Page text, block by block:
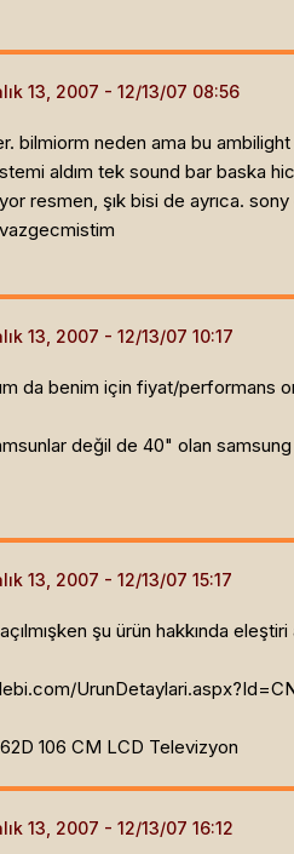
13, 2007
bilmiorm neden ama bu
aldım tek sound bar baska
resmen, şık bisi de ayrıca.
13, 2007
da benim için fiyat/performans
değil de 40" olan samsung
13, 2007
şu ürün hakkında
106 CM LCD Televizyon
13, 2007